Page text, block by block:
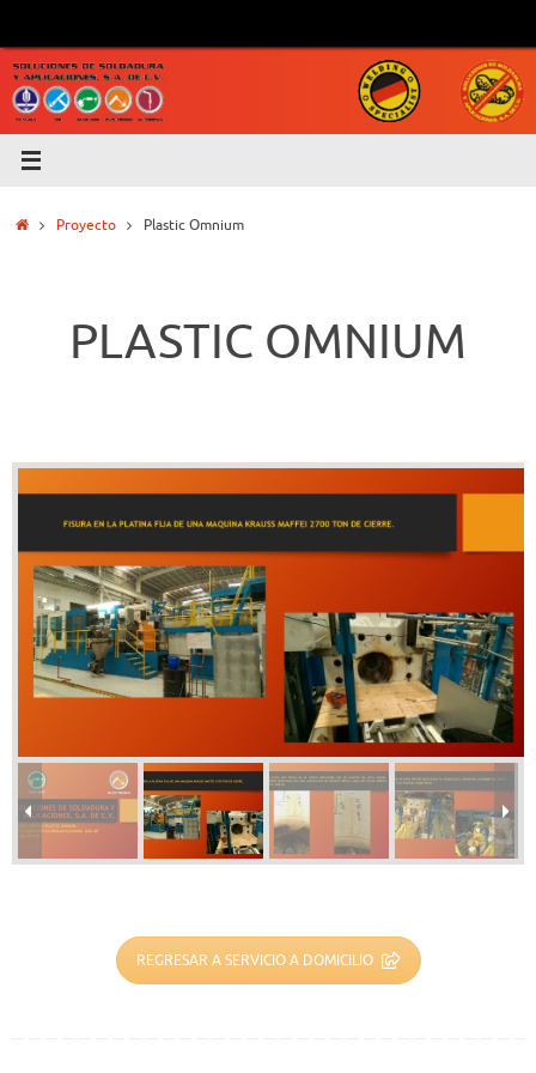
contenido
InicioProyecto Plastic Omnium
PLASTIC OMNIUM
REGRESAR A SERVICIO A DOMICILIO